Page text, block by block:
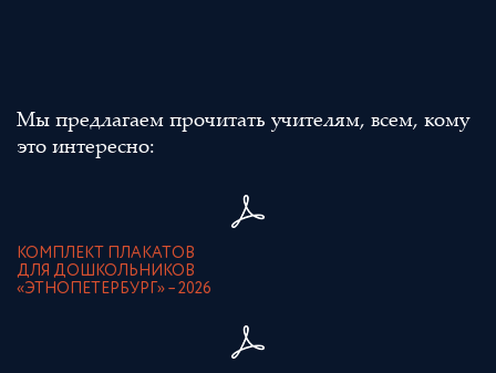
Мы предлагаем прочитать учителям, всем, кому
это интересно:
КОМПЛЕКТ ПЛАКАТОВ
ДЛЯ ДОШКОЛЬНИКОВ
«ЭТНОПЕТЕРБУРГ» – 2026